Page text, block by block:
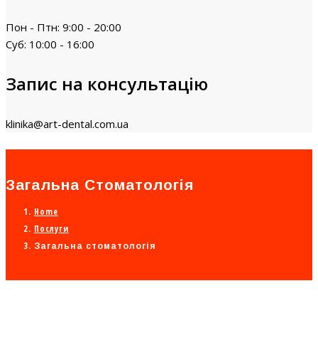
Пон - Птн: 9:00 - 20:00
Суб: 10:00 - 16:00
Запис на консультацію
klinika@art-dental.com.ua
Загальна Стоматологія
Home
Послуги
Загальна стоматологія